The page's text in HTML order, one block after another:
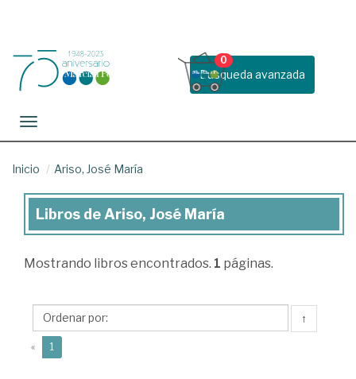
Busqueda avanzada
0
Toggle navigation
Inicio Ariso, José María
Libros
Ariso,
María
Libros de Ariso, José María
Mostrando libros encontrados. 1 páginas.
↑
« 1